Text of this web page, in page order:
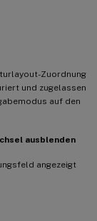
Zuordnung
und zugelassen
auf den
ausblenden
angezeigt